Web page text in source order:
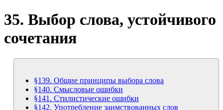
35. Выбор слова, устойчивого
сочетания
§139. Общие принципы выбора слова
§140. Смысловые ошибки
§141. Стилистические ошибки
§142. Употребление заимствованных слов